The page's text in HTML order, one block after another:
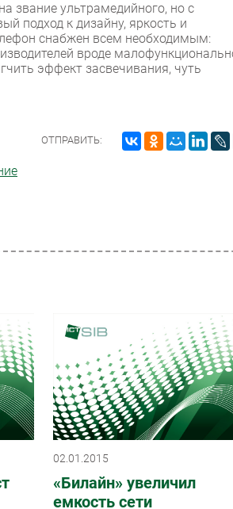
звание ультрамедийного, но с
подход к дизайну, яркость и
снабжен всем необходимым:
вроде
эффект засвечивания, чуть
ОТПРАВИТЬ:
02.01.2015
«Билайн» увеличил
емкость сети